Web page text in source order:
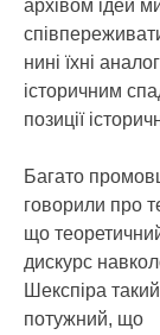
архівом ідей
нині їхні
історичним
позиції
Багато
говорили про
що
дискурс
Шекспіра такий
потужний, що